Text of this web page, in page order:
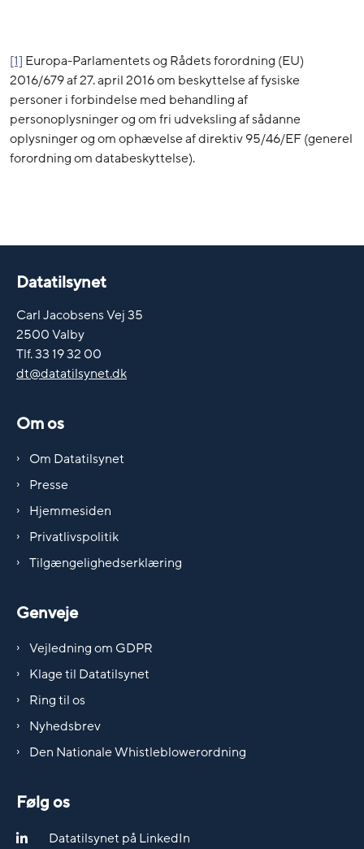
[1] Europa-Parlamentets og Rådets forordning (EU)
2016/679 af 27. april 2016 om beskyttelse af fysiske
personer i forbindelse med behandling af
personoplysninger og om fri udveksling af sådanne
oplysninger og om ophævelse af direktiv 95/46/EF (generel
forordning om databeskyttelse).
Datatilsynet
Carl Jacobsens Vej 35
2500 Valby
Tlf. 33 19 32 00
dt@datatilsynet.dk
Om os
Om Datatilsynet
Presse
Hjemmesiden
Privatlivspolitik
Tilgængelighedserklæring
Genveje
Vejledning om GDPR
Klage til Datatilsynet
Ring til os
Nyhedsbrev
Den Nationale Whistleblowerordning
Følg os
Datatilsynet på LinkedIn